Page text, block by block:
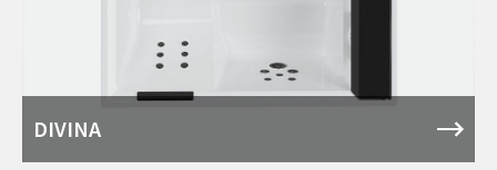
DIVINA